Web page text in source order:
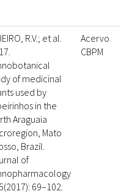
R.V.; et al.
of medicinal
used by
in the
Araguaia
Mato
Brazil.
of
69–102.
Acervo
CBPM